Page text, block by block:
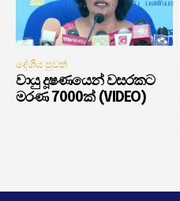
දේශීය පුවත්
වායු දූෂණයෙන් වසරකට
මරණ 7000ක් (VIDEO)